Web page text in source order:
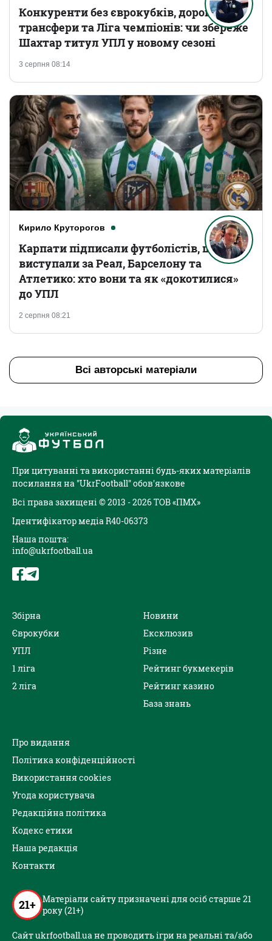
3 серпня 08:14
Конкуренти без єврокубків, дорогі
трансфери та Ліга чемпіонів: чи збереже
Шахтар титул УПЛ у новому сезоні
Кирило Круторогов
2 серпня 08:21
Карпати підписали футболістів, що
виступали за Реал, Барселону та
Атлетико: хто вони та як «докотилися»
до УПЛ
Всі авторські матеріали
При цитуванні та використанні будь-яких матеріалів
посилання на "UkrFootball" обов'язкове
Всі права захищені © 2013 - 2026 ТОВ «ПМХ»
Ідентифікатор медіа R40-06373
Наша пошта:
info@ukrfootball.ua
Збірна
Єврокубки
УПЛ
1 ліга
2 ліга
Новини
Ексклюзив
Різне
Рейтинг букмекерів
Рейтинг казино
База знань
Про видання
Політика конфіденційності
Використання cookies
Угода користувача
Редакційна політика
Кодекс етики
Наша редакція
Контакти
21+ Матеріали сайту призначені для осіб старше 21
року (21+)
Сайт ukrfootball.ua не проводить ігри на реальні та/або